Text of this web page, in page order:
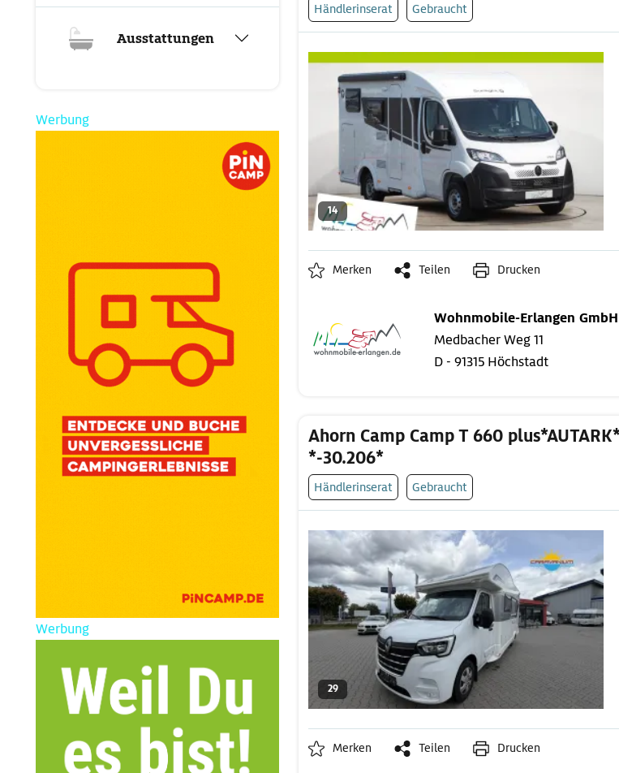
Händlerinserat Gebraucht
14
Merken Teilen Drucken
Wohnmobile-Erlangen GmbH
Medbacher Weg 11
D - 91315 Höchstadt
Ahorn Camp Camp T 660
*-30.206*
Händlerinserat Gebraucht
29
Merken Teilen Drucken
Ausstattungen
Werbung
Werbung